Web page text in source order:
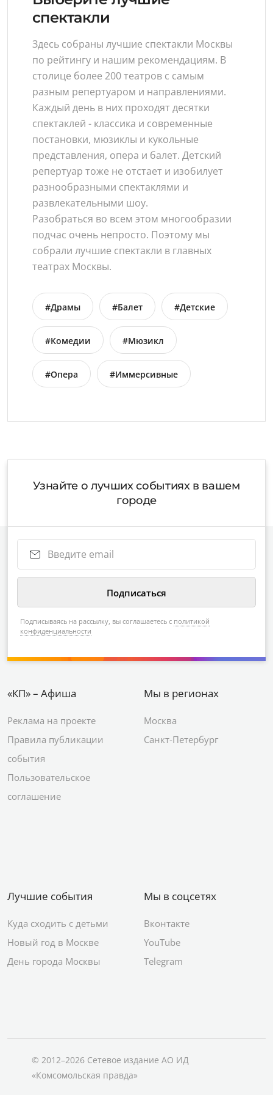
спектакли
Здесь собраны лучшие спектакли Москвы
по рейтингу и нашим рекомендациям. В
столице более 200 театров с самым
разным репертуаром и направлениями.
Каждый день в них проходят десятки
спектаклей - классика и современные
постановки, мюзиклы и кукольные
представления, опера и балет. Детский
репертуар тоже не отстает и изобилует
разнообразными спектаклями и
развлекательными шоу.
Разобраться во всем этом многообразии
подчас очень непросто. Поэтому мы
собрали лучшие спектакли в главных
театрах Москвы.
#Драмы #Балет #Детские
#Комедии #Мюзикл
#Опера #Иммерсивные
Узнайте о лучших событиях в вашем
городе
Подписываясь на рассылку, вы соглашаетесь с политикой
конфиденциальности
«КП» – Афиша
Реклама на проекте
Правила публикации
события
Пользовательское
соглашение
Мы в регионах
Москва
Санкт-Петербург
Лучшие события
Куда сходить с детьми
Новый год в Москве
День города Москвы
Мы в соцсетях
Вконтакте
YouTube
Telegram
© 2012–2026 Сетевое издание АО ИД
«Комсомольская правда»